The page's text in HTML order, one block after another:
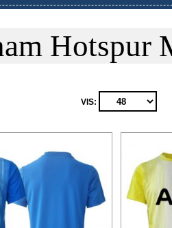
Hotspur
VIS: